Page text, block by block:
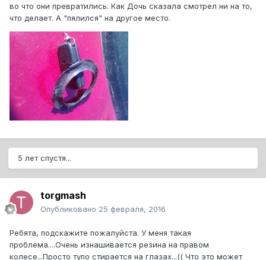
во что они превратились. Как Дочь сказала смотрел ни на то,
что делает. А "пялился" на другое место.
5 лет спустя...
torgmash
Опубликовано 25 февраля, 2016
Ребята, подскажите пожалуйста. У меня такая
проблема....Очень изнашивается резина на правом
колесе...Просто тупо стирается на глазах...(( Что это может